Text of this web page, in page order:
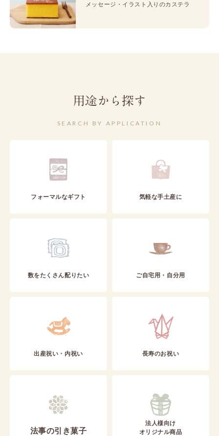
メッセージ・イラスト入りのカステラ
用途から探す
SEARCH BY APPLICATION
フォーマルなギフト 気軽な手土産に
数をたくさん配りたい ご自宅用・自分用
出産祝い・内祝い 長寿のお祝い
法事の引き菓子
法人様向け
オリジナル商品